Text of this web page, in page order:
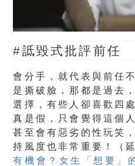
#詆毀式批評前任
會分手，就代表與前任
是撕破臉，那都是過去
選擇，有些人卻喜歡四
真是假，只會覺得這個
甚至會有惡劣的性玩笑
持風度也非常重要！（
有機會？女生「想要」